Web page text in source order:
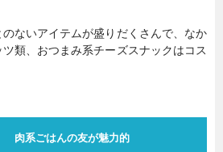
ないアイテムが盛りだくさんで、なか
類、おつまみ系チーズスナックはコス
肉系ごはんの友が魅力的